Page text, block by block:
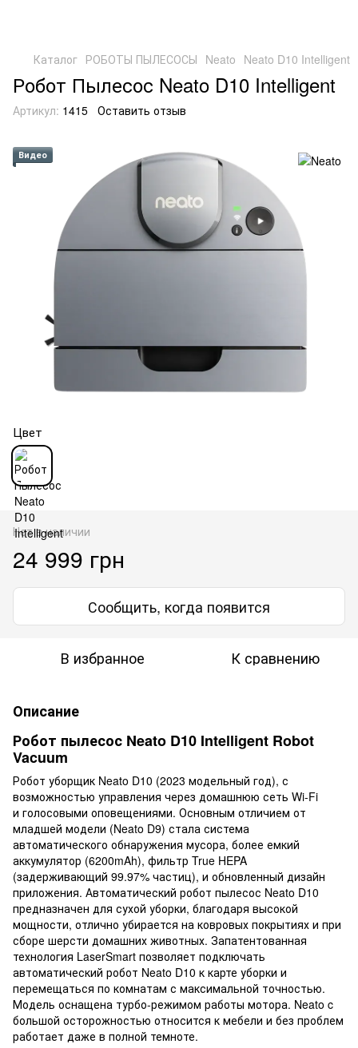
Каталог РОБОТЫ ПЫЛЕСОСЫ Neato Neato D10 Intelligent
Робот Пылесос Neato D10 Intelligent
Артикул: 1415 Оставить отзыв
Видео
Цвет
Нет в наличии
24 999 грн
Сообщить, когда появится
В избранное К сравнению
Описание
Робот пылесос Neato D10 Intelligent Robot
Vacuum
Робот уборщик Neato D10 (2023 модельный год), с
возможностью управления через домашнюю сеть Wi-Fi
и голосовыми оповещениями. Основным отличием от
младшей модели (Neato D9) стала система
автоматического обнаружения мусора, более емкий
аккумулятор (6200mAh), фильтр True HEPA
(задерживающий 99.97% частиц), и обновленный дизайн
приложения. Автоматический робот пылесос Neato D10
предназначен для сухой уборки, благодаря высокой
мощности, отлично убирается на ковровых покрытиях и при
сборе шерсти домашних животных. Запатентованная
технология LaserSmart позволяет подключать
автоматический робот Neato D10 к карте уборки и
перемещаться по комнатам с максимальной точностью.
Модель оснащена турбо-режимом работы мотора. Neato c
большой осторожностью относится к мебели и без проблем
работает даже в полной темноте.